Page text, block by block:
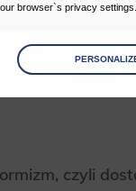
browser`s privacy
preferences
the consents of
functions such as site
this group. czyli